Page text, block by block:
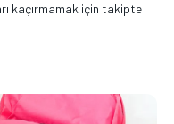
kaçırmamak için takipte